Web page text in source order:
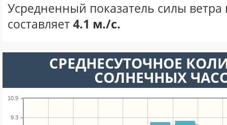
Усредненный показатель силы ветра
составляет4.1 м./с.
СРЕДНЕСУТОЧНОЕ
СОЛНЕЧНЫХ
9.3
10.9